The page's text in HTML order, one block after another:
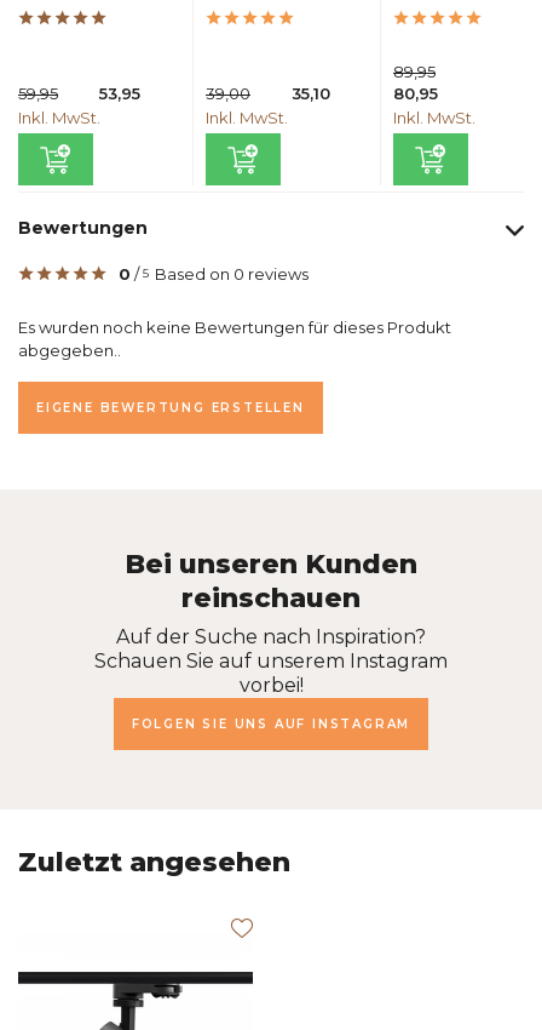
59,95
53,95
Inkl. MwSt.
39,00
35,10
Inkl. MwSt.
89,95
80,95
Inkl. MwSt.
Bewertungen
0 /5 Based on 0 reviews
Es wurden noch keine Bewertungen für dieses Produkt
abgegeben..
EIGENE BEWERTUNG ERSTELLEN
Bei unseren Kunden
reinschauen
Auf der Suche nach Inspiration?
Schauen Sie auf unserem Instagram
vorbei!
FOLGEN SIE UNS AUF INSTAGRAM
Zuletzt angesehen